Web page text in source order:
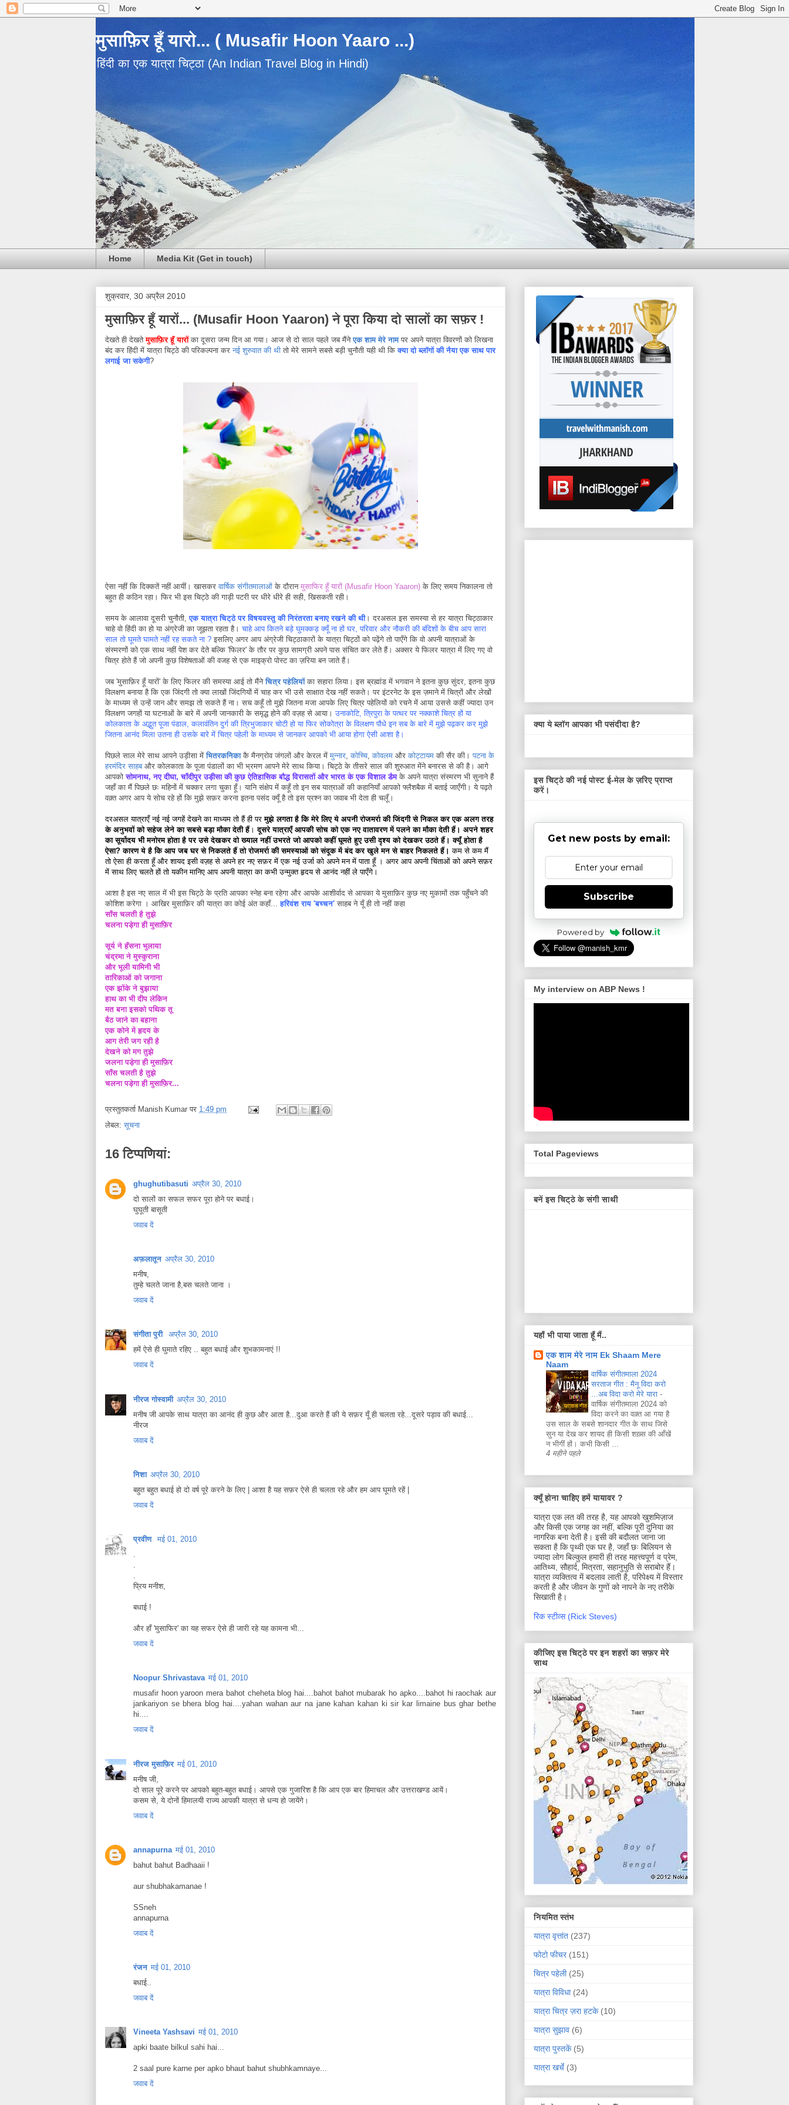
मुसाफ़िर हूँ यारो... ( Musafir Hoon Yaaro ...)
हिंदी का एक यात्रा चिट्ठा (An Indian Travel Blog in Hindi)
Home Media Kit (Get in touch)
शुक्रवार, 30 अप्रैल 2010
मुसाफ़िर हूँ यारों... (Musafir Hoon Yaaron) ने पूरा किया दो सालों का सफ़र !
देखते ही देखतेमुसाफ़िर हूँ यारों का दूसरा जन्म दिन आ गया। आज से दो साल पहले जब मैंनेएक शाम मेरे नामपर अपने यात्रा विवरणों को लिखना
बंद कर हिंदी में यात्रा चिट्ठे की परिकल्पना करनई शुरुवात की थी तो मेरे सामने सबसे बड़ी चुनौती यही थी किक्या दो ब्लॉगों की नैया एक साथ पार
लगाई जा सकेगी?
ऐसा नहीं कि दिक्कतें नहीं आयीं। खासकरवार्षिक संगीतमालाओं के दौरान मुसाफिर हूँ यारों (Musafir Hoon Yaaron) के लिए समय निकालना तो
बहुत ही कठिन रहा। फिर भी इस चिट्ठे की गाड़ी पटरी पर धीरे धीरे ही सही, खिसकती रही।
समय के आलावा दूसरी चुनौती,एक यात्रा चिट्ठे पर विषयवस्तु की निरंतरता बनाए रखने की थी। दरअसल इस समस्या से हर यात्रा चिट्ठाकार
चाहे वो हिंदी का हो या अंग्रेजी का जूझता रहता है।चाहे आप कितने बड़े घुमक्कड़ क्यूँ ना हों घर, परिवार और नौकरी की बंदिशों के बीच आप सारा
साल तो घूमते घामते नहीं रह सकते ना ? इसलिए अगर आप अंग्रेजी चिट्ठाकारों के यात्रा चिट्ठों को पढ़ेंगे तो पाएँगे कि वो अपनी यात्राओं के
संस्मरणों को एक साथ नहीं पेश कर देते बल्कि 'फिलर' के तौर पर कुछ सामग्री अपने पास संचित कर लेते हैं। अक्सर ये फिलर यात्रा में लिए गए वो
चित्र होते हैं जो अपनी कुछ विशेषताओं की वजह से एक माइक्रो पोस्ट का ज़रिया बन जाते हैं।
जब 'मुसाफ़िर हूँ यारों' के लिए फिलर की समस्या आई तो मैंनेचित्र पहेलियोंका सहारा लिया। इस ब्रह्मांड में भगवान ने इतना कुछ सुंदर, इतना कुछ
विलक्षण बनाया है कि एक जिंदगी तो क्या लाखों जिंदगियों में चाह कर भी उसे साक्षात देख नहीं सकते। पर इंटरनेट के इस ज़माने में चित्रों और लेखों
के माध्यम से उन्हें जान और समझ तो सकते हैं ना। सच कहूँ तो मुझे जितना मजा आपके लिए चित्र पहेलियों को रचने में आया उससे कहीं ज्यादा उन
विलक्षण जगहों या घटनाओं के बारे में अपनी जानकारी के समृद्ध होने की वज़ह से आया।उनाकोटि, त्रिपुरा के पत्थर पर नक्काशे चित्र हों या
कोलकाता के अद्भुत पूजा पंडाल, कलावंतिन दुर्ग की त्रिभुजाकार चोटी हो या फिर सोकोत्रा के विलक्षण पौधे इन सब के बारे में मुझे पढ़कर कर मुझे
जितना आनंद मिला उतना ही उसके बारे में चित्र पहेली के माध्यम से जानकर आपको भी आया होगा ऐसी आशा है।
पिछले साल मेरे साथ आपने उड़ीसा में भितरकनिका कै मैनग्रोव जंगलों और केरल मेंमुन्नार ,कोच्चि,कोवलम औरकोट्टायम की सैर की।पटना के
हरमंदिर साहबऔर कोलकाता के पूजा पंडालों का भी भ्रमण आपने मेरे साथ किया। चिट्ठे के तीसरे साल की शुरुआत मेंने बनारस से की है। आगे
आपकोसोमनाथ, नए दीघा, चाँदीपुर उड़ीसा की कुछ ऐतिहासिक बौद्ध विरासतों और भारत के एक विशाल डैमके अपने यात्रा संस्मरण भी सुनाने हैं
जहाँ का मैं पिछले छः महिनों में चक्कर लगा चुका हूँ। यानि संक्षेप में कहूँ तो इन सब यात्राओं की कहानियाँ आपको फ्लैशबैक में बताई जाएँगी। ये पढ़ते
वक़्त अगर आप ये सोच रहे हों कि मुझे सफ़र करना इतना पसंद क्यूँ है तो इस प्रश्न का जवाब भी देता ही चलूँ।
दरअसल यात्राएँ नई नई जगहें देखने का माध्यम तो हैं ही परमुझे लगता है कि मेरे लिए ये अपनी रोजमर्रा की जिंदगी से निकल कर एक अलग तरह
के अनुभवों को सहेज लेने का सबसे बड़ा मौका देती हैं ।दूसरे यात्राएँ आपकी सोच को एक नए वातावरण में पलने का मौका देती हैं। अपने शहर
का सूर्योदय भी मनोरम होता है पर उसे देखकर वो ख्याल नहीं उभरते जो आपको कहीं घूमते हुए उसी दृश्य को देखकर उठते हैं। क्यूँ होता है
ऐसा? कारण ये है कि आप जब घर से निकलते हैं तो रोजमर्रा की समस्याओं को संदूक में बंद कर खुले मन से बाहर निकलते हैं। कम से कम मैं
तो ऐसा ही करता हूँ और शायद इसी वज़ह से अपने हर नए सफ़र में एक नई उर्जा को अपने मन में पाता हूँ । अगर आप अपनी चिंताओं को अपने सफ़र
में साथ लिए चलते हों तो यकीन मानिए आप अपनी यात्रा का कभी उन्मुक्त हृदय से आनंद नहीं ले पाएँगे।
आशा है इस नए साल में भी इस चिट्ठे के प्रति आपका स्नेह बना रहेगा और आपके आशीर्वाद से आपका ये मुसाफ़िर कुछ नए मुकामों तक पहुँचने की
कोशिश करेगा । आखिर मुसाफ़िर की यात्रा का कोई अंत कहाँ...हरिवंश राय 'बच्चन' साहब ने यूँ ही तो नहीं कहा
साँस चलती है तुझे
चलना पड़ेगा ही मुसाफ़िर
सूर्य ने हँसना भुलाया
चंद्रमा ने मुस्कुराना
और भूली यामिनी भी
तारिकाओं को जगाना
एक झोंके ने बुझाया
हाथ का भी दीप लेकिन
मत बना इसको पथिक तू
बैठ जाने का बहाना
एक कोने में हृदय के
आग तेरी जग रही है
देखने को मग तुझे
जलना पड़ेगा ही मुसाफ़िर
साँस चलती है तुझे
चलना पड़ेगा ही मुसाफ़िर...
प्रस्तुतकर्ता Manish Kumar पर 1:49 pm
लेबल:सूचना
16 टिप्‍पणियां:
ghughutibasuti अप्रैल 30, 2010
दो सालों का सफल सफर पूरा होने पर बधाई।
घुघूती बासूती
जवाब दें
अफ़लातून अप्रैल 30, 2010
मनीष,
तुम्हे चलते जाना है,बस चलते जाना ।
जवाब दें
संगीता पुरी अप्रैल 30, 2010
हमें ऐसे ही घुमाते रहिए .. बहुत बधाई और शुभकामनाएं !!
जवाब दें
नीरज गोस्वामी अप्रैल 30, 2010
मनीष जी आपके साथ यात्रा का आनंद ही कुछ और आता है...दुआ करते हैं की ये सफ़र यूँ ही चलता रहे...दूसरे पड़ाव की बधाई...
नीरज
जवाब दें
निशा अप्रैल 30, 2010
बहुत बहुत बधाई हो दो वर्ष पूरे करने के लिए | आशा है यह सफ़र ऐसे ही चलता रहे और हम आप घूमते रहें |
जवाब दें
प्रवीण मई 01, 2010
.
.
.
प्रिय मनीश,
बधाई !
और हाँ 'मुसाफिर' का यह सफर ऐसे ही जारी रहे यह कामना भी...
जवाब दें
Noopur Shrivastava मई 01, 2010
musafir hoon yaroon mera bahot cheheta blog hai....bahot bahot mubarak ho apko....bahot hi raochak aur
jankariyon se bhera blog hai....yahan wahan aur na jane kahan kahan ki sir kar limaine bus ghar bethe
hi....
जवाब दें
नीरज मुसाफ़िर मई 01, 2010
मनीष जी,
दो साल पूरे करने पर आपको बहुत-बहुत बधाई। आपसे एक गुजारिश है कि आप एक बार हिमाचल और उत्तराखण्ड आयें।
कसम से, ये दोनों हिमालयी राज्य आपकी यात्रा से धन्य हो जायेंगे।
जवाब दें
annapurna मई 01, 2010
bahut bahut Badhaaii !
aur shubhakamanae !
SSneh
annapurna
जवाब दें
रंजन मई 01, 2010
बधाई..
जवाब दें
Vineeta Yashsavi मई 01, 2010
apki baate bilkul sahi hai...
2 saal pure karne per apko bhaut bahut shubhkamnaye...
जवाब दें
क्या ये ब्लॉग आपका भी पसंदीदा है?
इस चिट्ठे की नई पोस्ट ई-मेल के ज़रिए प्राप्त
करें।
Get new posts by email:
Subscribe
Powered by
My interview on ABP News !
Total Pageviews
बनें इस चिट्ठे के संगी साथी
यहाँ भी पाया जाता हूँ मैं..
एक शाम मेरे नाम Ek Shaam Mere
Naam
वार्षिक संगीतमाला 2024
सरताज गीत : मैनू विदा करो
...अब विदा करो मेरे यारा -
वार्षिक संगीतमाला 2024 को
विदा करने का वक़्त आ गया है
उस साल के सबसे शानदार गीत के साथ जिसे
सुन या देख कर शायद ही किसी शख़्स की आँखें
न भीगीं हों। कभी किसी ...
4 महीने पहले
क्यूँ होना चाहिए हमें यायावर ?
यात्रा एक लत की तरह है, यह आपको खुशमिज़ाज
और किसी एक जगह का नहीं, बल्कि पूरी दुनिया का
नागरिक बना देती है। इसी की बदौलत जाना जा
सकता है कि पृथ्वी एक घर है, जहाँ छः बिलियन से
ज्यादा लोग बिल्कुल हमारी ही तरह महत्त्वपूर्ण व प्रेम,
आतिथ्य, सौहार्द, मित्रता, सहानुभुति से सराबोर हैं।
यात्रा व्यक्तित्व में बदलाव लाती है, परिपेक्ष्य में विस्तार
करती है और जीवन के गुणों को नापने के नए तरीके
सिखाती है।
रिक स्टीव्स (Rick Steves)
कीजिए इस चिट्ठे पर इन शहरों का सफ़र मेरे
साथ
नियमित स्तंभ
यात्रा वृत्तांत (237)
फोटो फीचर (151)
चित्र पहेली (25)
यात्रा विविधा (24)
यात्रा चित्र ज़रा हटके (10)
यात्रा सुझाव (6)
यात्रा पुस्तकें (5)
यात्रा खर्चे (3)